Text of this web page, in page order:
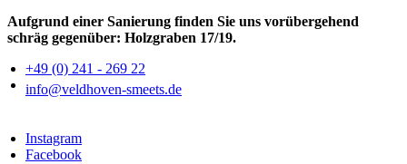
Aufgrund einer Sanierung finden Sie uns vorübergehend
schräg gegenüber: Holzgraben 17/19.
+49 (0) 241 - 269 22
info@veldhoven-smeets.de
Instagram
Facebook